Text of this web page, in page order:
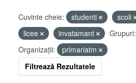
Cuvinte cheie: studenti scoli
licee
invatamant Grupuri:
Organizații:
primariatm
Filtrează Rezultatele